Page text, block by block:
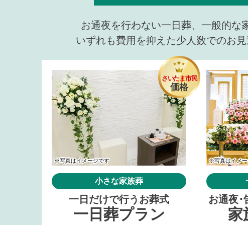
お通夜を行わない一日葬、一般的な
いずれも費用を抑えた少人数でのお
さいたま市民
価格
※写真はイメージです
小さな家族葬
一日だけで行うお葬式
一日葬プラン
※写真はイメー
お通夜･
家